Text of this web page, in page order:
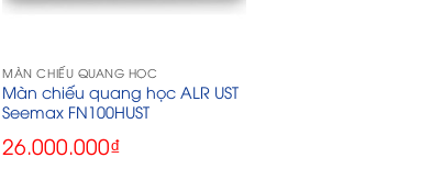
MÀN CHIẾU QUANG HỌC
Màn chiếu quang học ALR UST
Seemax FN100HUST
26.000.000₫